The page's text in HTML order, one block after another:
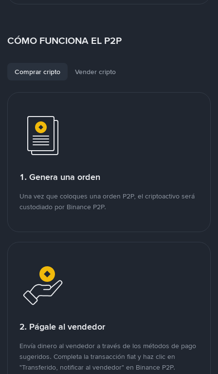
CÓMO FUNCIONA EL P2P
Comprar cripto Vender cripto
1. Genera una orden
Una vez que coloques una orden P2P, el criptoactivo será
custodiado por Binance P2P.
2. Págale al vendedor
Envía dinero al vendedor a través de los métodos de pago
sugeridos. Completa la transacción fiat y haz clic en
"Transferido, notificar al vendedor" en Binance P2P.